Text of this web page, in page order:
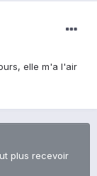
elle m'a l'air
plus recevoir